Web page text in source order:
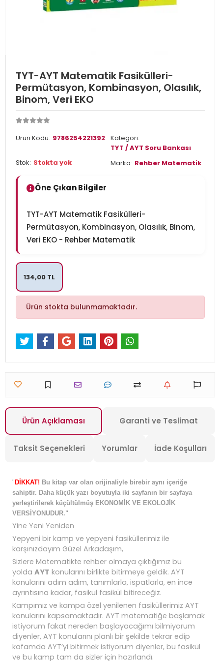
TYT-AYT Matematik Fasikülleri-
Permütasyon, Kombinasyon, Olasılık,
Binom, Veri EKO
Ürün Kodu: 9786254221392 Kategori:
TYT / AYT Soru Bankası
Stok: Stokta yok Marka: Rehber Matematik
Öne Çıkan Bilgiler
TYT-AYT Matematik Fasikülleri-
Permütasyon, Kombinasyon, Olasılık, Binom,
Veri EKO - Rehber Matematik
134,00 TL
Ürün stokta bulunmamaktadır.
Ürün Açıklaması Garanti ve Teslimat
Taksit Seçenekleri Yorumlar İade Koşulları
" DİKKAT! Bu kitap var olan orijinaliyle birebir aynı içeriğe
sahiptir. Daha küçük yazı boyutuyla iki sayfanın bir sayfaya
yerleştirilerek küçültülmüş EKONOMİK VE EKOLOJİK
VERSİYONUDUR."
Yine Yeni Yeniden
Yepyeni bir kamp ve yepyeni fasiküllerimiz ile
karşınızdayım Güzel Arkadaşım,
Sizlere Matematikte rehber olmaya çıktığımız bu
yolda AYT konularını birlikte bitirmeye geldik. AYT
konularını adım adım, tanımlarla, ispatlarla, en ince
ayrıntısına kadar, fasikül fasikül bitireceğiz.
Kampımız ve kampa özel yenilenen fasiküllerimiz AYT
konularını kapsamaktadır. AYT matematiğe başlamak
istiyorum fakat nereden başlayacağımı bilmiyorum
diyenler, AYT konularını planlı bir şekilde tekrar edip
kafamda AYT’yi bitirmek istiyorum diyenler, bu fasikül
ve bu kamp tam da sizler için hazırlandı.